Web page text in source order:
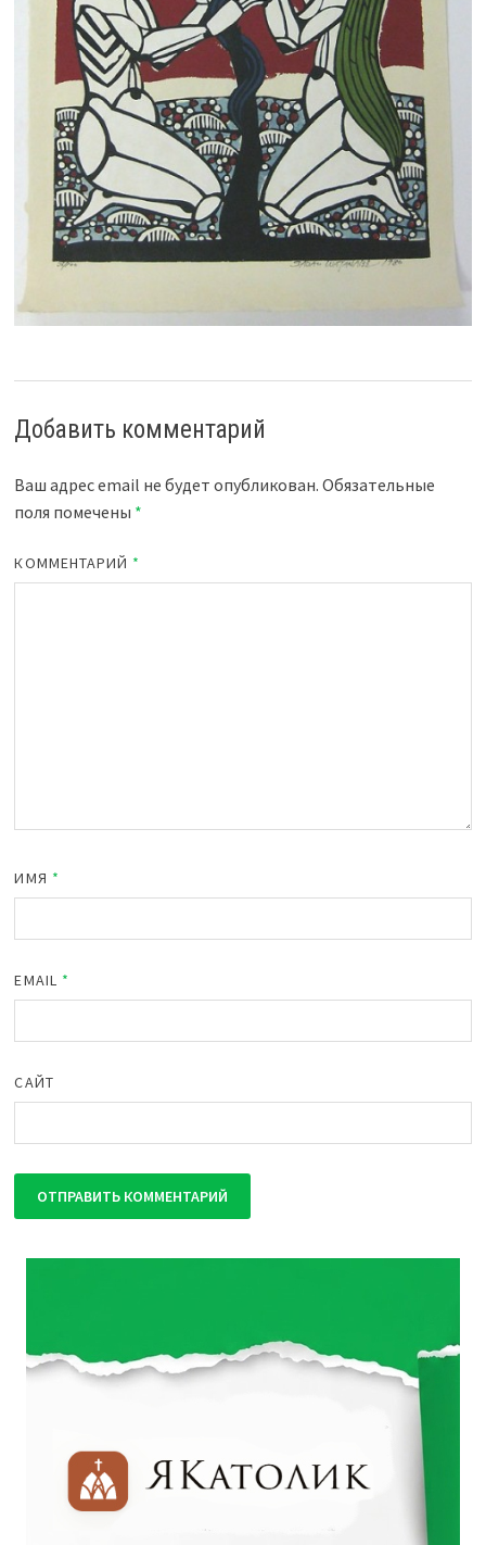
Добавить комментарий
Ваш адрес email не будет опубликован. Обязательные
поля помечены *
КОММЕНТАРИЙ *
ИМЯ *
EMAIL *
САЙТ